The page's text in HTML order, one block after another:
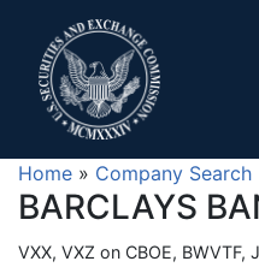
Home » Company Search
BARCLAYS
VXX, VXZ on CBOE, BWVTF,